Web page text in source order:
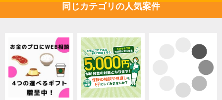
同じカテゴリの人気案件